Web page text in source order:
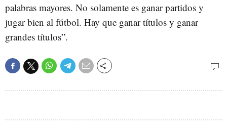
palabras mayores. No solamente es ganar partidos y
jugar bien al fútbol. Hay que ganar títulos y ganar
grandes títulos”.